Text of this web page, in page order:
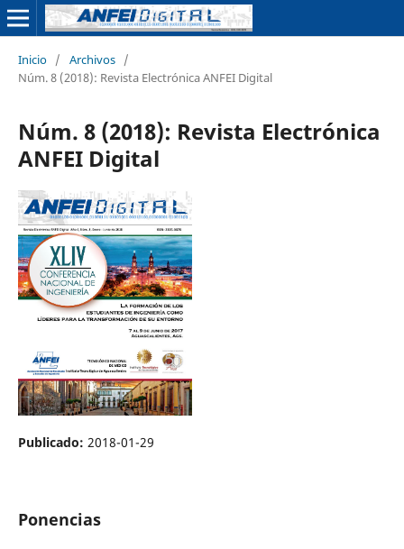
Inicio / Archivos /
Núm. 8 (2018): Revista Electrónica ANFEI Digital
Núm. 8 (2018): Revista Electrónica
ANFEI Digital
Publicado: 2018-01-29
Ponencias